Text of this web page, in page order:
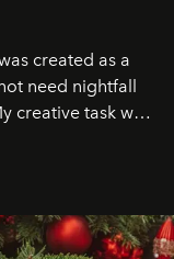
created as a
need nightfall
creative task was
permission. I
revealed